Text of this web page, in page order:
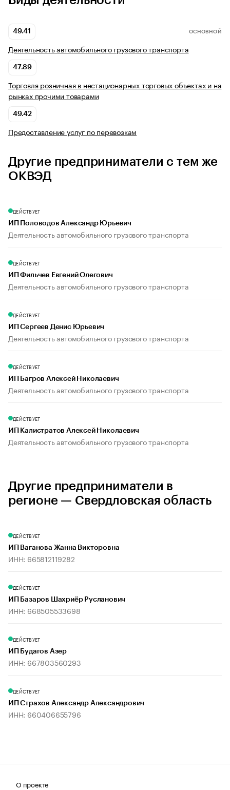
49.41 ОСНОВНОЙ
Деятельность автомобильного грузового транспорта
47.89
Торговля розничная в нестационарных торговых объектах и на
рынках прочими товарами
49.42
Предоставление услуг по перевозкам
Другие предприниматели с тем же
ОКВЭД
ДЕЙСТВУЕТ
ИП Половодов Александр Юрьевич
Деятельность автомобильного грузового транспорта
ДЕЙСТВУЕТ
ИП Фильчев Евгений Олегович
Деятельность автомобильного грузового транспорта
ДЕЙСТВУЕТ
ИП Сергеев Денис Юрьевич
Деятельность автомобильного грузового транспорта
ДЕЙСТВУЕТ
ИП Багров Алексей Николаевич
Деятельность автомобильного грузового транспорта
ДЕЙСТВУЕТ
ИП Калистратов Алексей Николаевич
Деятельность автомобильного грузового транспорта
Другие предприниматели в
регионе — Свердловская область
ДЕЙСТВУЕТ
ИП Ваганова Жанна Викторовна
ИНН: 665812119282
ДЕЙСТВУЕТ
ИП Базаров Шахриёр Русланович
ИНН: 668505533698
ДЕЙСТВУЕТ
ИП Будагов Азер
ИНН: 667803560293
ДЕЙСТВУЕТ
ИП Страхов Александр Александрович
ИНН: 660406655796
О проекте